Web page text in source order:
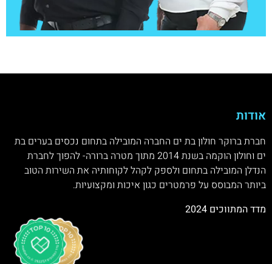
אודות
חברת ברוקר חולון בת ים החברה המובילה בתחום נכסים בערים בת
ים וחולון הוקמה בשנת 2014 מתוך מטרה ברורה- להפוך לחברת
הנדלן המובילה בתחום ולספק לקהל לקוחותיה את השירות הטוב
ביותר המבוסס על פרמטרים כגון איכות ומקצועיות.
מדד המתווכים 2024